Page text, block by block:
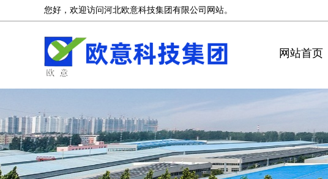
您好，欢迎访问河北欧意科技集团有限公司网站。
网站首页